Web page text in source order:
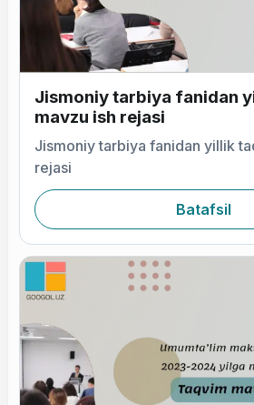
Jismoniy tarbiya fanidan
mavzu ish rejasi
Jismoniy tarbiya fanidan yillik
rejasi
Batafsil